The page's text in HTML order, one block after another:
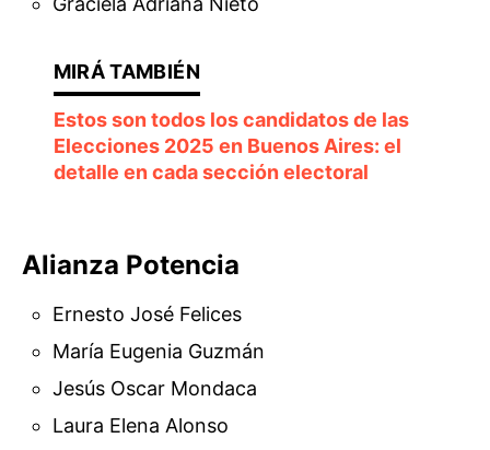
Estos son todos los candidatos de las
Elecciones 2025 en Buenos Aires: el
detalle en cada sección electoral
Alianza Potencia
Ernesto José Felices
María Eugenia Guzmán
Jesús Oscar Mondaca
Laura Elena Alonso